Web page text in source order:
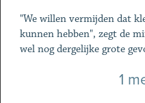
"We willen vermijden dat
kunnen hebben", zegt de
wel nog dergelijke grote
1